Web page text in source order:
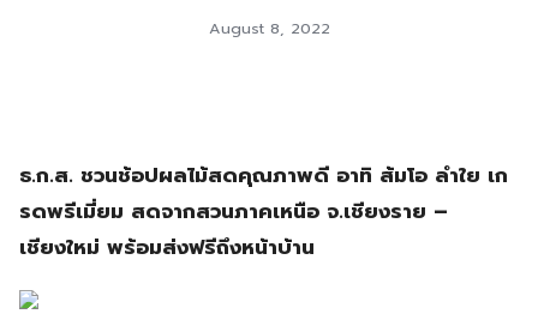
August 8, 2022
ธ.ก.ส. ชวนช้อปผลไม้สดคุณภาพดี อาทิ ส้มโอ ลำใย เก
รดพรีเมี่ยม สดจากสวนภาคเหนือ จ.เชียงราย –
เชียงใหม่ พร้อมส่งฟรีถึงหน้าบ้าน